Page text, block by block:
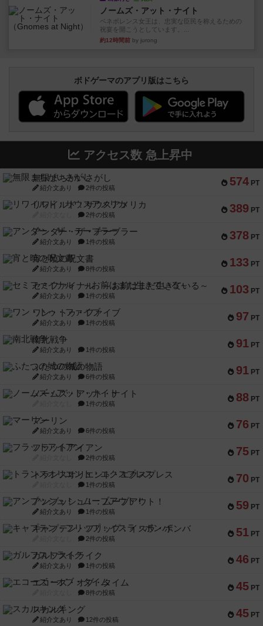
ノームズ・アット・ナイト
ベネボレンス女王は、忠実な臣民を称えるための
祝宴を開こうとしています。...
約12時間前 by jurong
ボドゲーマのアプリ版はこちら
アクセス数 急上昇中
574 PT
無限まちがいさがし
紹介文あり 2件の投稿
389 PT
リワイルド：サウスアメリカ
2件の投稿
378 PT
アンダー・ザ・テーブラー
紹介文あり 1件の投稿
133 PT
宵と暁の呪文書
紹介文あり 8件の投稿
103 PT
セミファイナル ～お前はまだ生きている～
紹介文あり 1件の投稿
97 PT
ワン・トゥ・ファイブ
紹介文あり 1件の投稿
91 PT
南北戦争
紹介文あり 1件の投稿
91 PT
ふたつの城の物語
紹介文あり 6件の投稿
88 PT
ノームズ・アット・ナイト
1件の投稿
76 PT
マーリン
紹介文あり 6件の投稿
75 PT
フラットアイアン
2件の投稿
70 PT
トランスオリエント・エクスプレス
1件の投稿
59 PT
アンブッシュ！：ムーブアウト！
紹介文あり 1件の投稿
51 PT
キャプテン・フリップ：イスラ・ボンバ
2件の投稿
46 PT
ガルフストライク
紹介文あり 1件の投稿
45 PT
エコーズ・オブ・タイム
8件の投稿
45 PT
スカルキング
紹介文あり 12件の投稿